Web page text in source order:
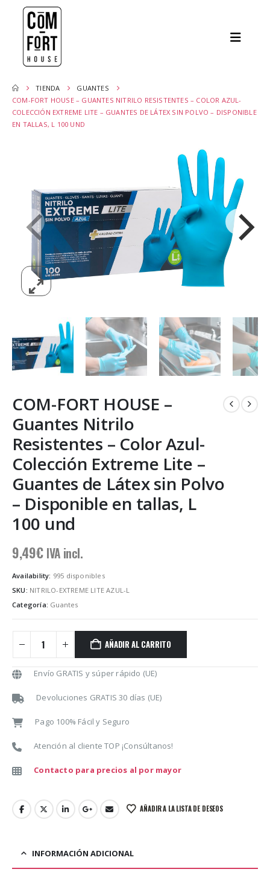
TIENDA
GUANTES
COM-FORT HOUSE – GUANTES NITRILO RESISTENTES – COLOR AZUL-
COLECCIÓN EXTREME LITE – GUANTES DE LÁTEX SIN POLVO – DISPONIBLE
EN TALLAS, L 100 UND
COM-FORT HOUSE –
Guantes Nitrilo
Resistentes – Color Azul-
Colección Extreme Lite –
Guantes de Látex sin Polvo
– Disponible en tallas, L
100 und
9,49€ IVA incl.
Availability: 995 disponibles
SKU: NITRILO-EXTREME LITE AZUL-L
Categoría: Guantes
AÑADIR AL CARRITO
Envío GRATIS y súper rápido (UE)
Devoluciones GRATIS 30 días (UE)
Pago 100% Fácil y Seguro
Atención al cliente TOP ¡Consúltanos!
Contacto para precios al por mayor
AÑADIR A LA LISTA DE DESEOS
INFORMACIÓN ADICIONAL